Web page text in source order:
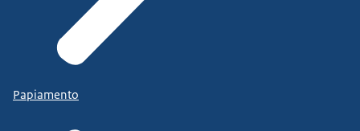
Papiamento